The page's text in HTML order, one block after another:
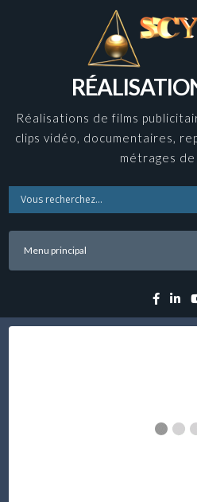
Réalisations de films
clips vidéo, documentaires,
métrages
Menu principal